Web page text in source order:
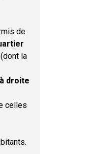
de
la
droite
celles